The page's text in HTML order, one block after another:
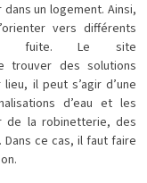
un logement. Ainsi,
vers différents
fuite. Le site
trouver des solutions
il peut s’agir d’une
d’eau et les
de la robinetterie, des
ce cas, il faut faire